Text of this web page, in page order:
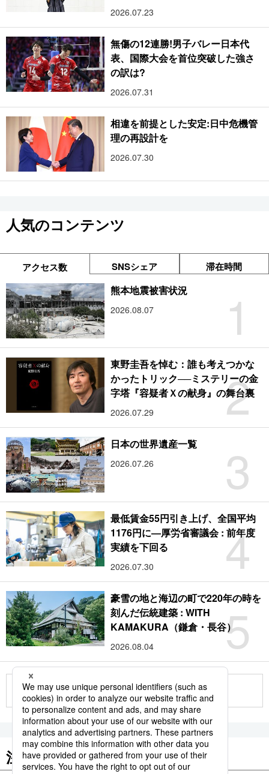
2026.07.23
無傷の12連勝!男子バレー日本代
表、国際大会を首位突破した強さ
の訳は?
2026.07.31
相違を前提とした安定:日中危機管
理の再設計を
2026.07.30
人気のコンテンツ
アクセス数 SNSシェア 滞在時間
1
熊本地震被害状況
2026.08.07
2
東野圭吾を悼む：誰も考えつかな
かったトリック──ミステリーの金
字塔『容疑者Ｘの献身』の舞台裏
2026.07.29
3
日本の世界遺産一覧
2026.07.26
4
最低賃金55円引き上げ、全国平均
1176円に―厚労省審議会 : 前年度
実績を下回る
2026.07.30
5
豪雪の地と海辺の町で220年の時を
刻んだ伝統建築 : WITH
KAMAKURA（鎌倉・長谷）
2026.08.04
もっと見る
注目のキーワード